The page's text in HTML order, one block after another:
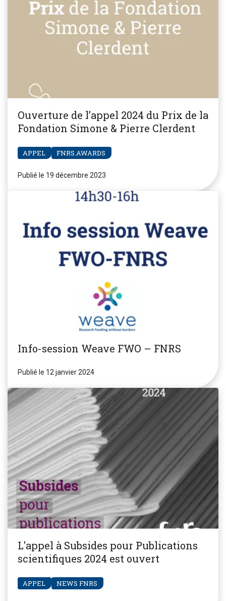
Ouverture de l’appel 2024 du Prix de la
Fondation Simone & Pierre Clerdent
APPEL FNRS.AWARDS
Publié le 19 décembre 2023
Info-session Weave FWO – FNRS
Publié le 12 janvier 2024
L'appel à Subsides pour Publications
scientifiques 2024 est ouvert
APPEL NEWS FNRS